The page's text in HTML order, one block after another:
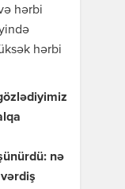
hərbi
hərbi
nə